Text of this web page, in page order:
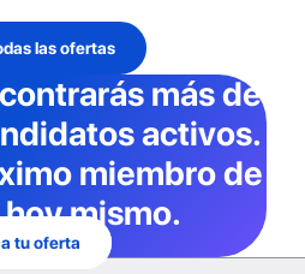
las ofertas
más de
activos.
miembro de
mismo.
tu oferta